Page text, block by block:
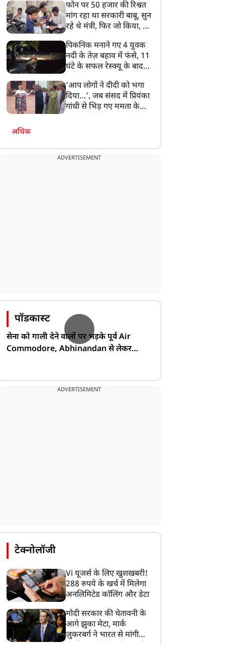
बेटी को गोद लें प्रधानमंत्री
फोन पर 50 हजार की रिश्वत
मांग रहा था सरकारी बाबू, सुन
रहे थे मंत्री, फिर जो किया, वो
पिकनिक मनाने गए 4 युवक
नदी के तेज़ बहाव में फंसे, 11
घंटे के सफल रेस्क्यू के बाद
‘आप लोगों ने दीदी को भगा
दिया…’, जब संसद में प्रियंका
गांधी से भिड़ गए ममता के
अधिक
ADVERTISEMENT
पॉडकास्ट
सेना को गाली देने वालों पर भड़के पूर्व Air
Commodore, Abhinandan से लेकर
ADVERTISEMENT
टेक्नोलॉजी
Vi यूजर्स के लिए खुशखबरी!
288 रुपये के खर्च में मिलेगा
अनलिमिटेड कॉलिंग और डेटा
मोदी सरकार की चेतावनी के
आगे झुका मेटा, मार्क
ज़ुकरबर्ग ने भारत से मांगी